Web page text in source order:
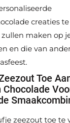
creaties
maken op
en die van
Toe
zeezout toe te